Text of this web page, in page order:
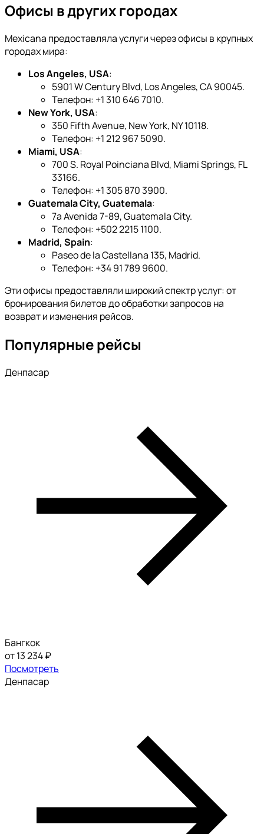
Офисы в других городах
Mexicana предоставляла услуги через офисы в крупных
городах мира:
Los Angeles, USA:
5901 W Century Blvd, Los Angeles, CA 90045.
Телефон: +1 310 646 7010.
New York, USA:
350 Fifth Avenue, New York, NY 10118.
Телефон: +1 212 967 5090.
Miami, USA:
700 S. Royal Poinciana Blvd, Miami Springs, FL
33166.
Телефон: +1 305 870 3900.
Guatemala City, Guatemala:
7a Avenida 7-89, Guatemala City.
Телефон: +502 2215 1100.
Madrid, Spain:
Paseo de la Castellana 135, Madrid.
Телефон: +34 91 789 9600.
Эти офисы предоставляли широкий спектр услуг: от
бронирования билетов до обработки запросов на
возврат и изменения рейсов.
Популярные рейсы
Денпасар
Бангкок
от 13 234 ₽
Посмотреть
Денпасар